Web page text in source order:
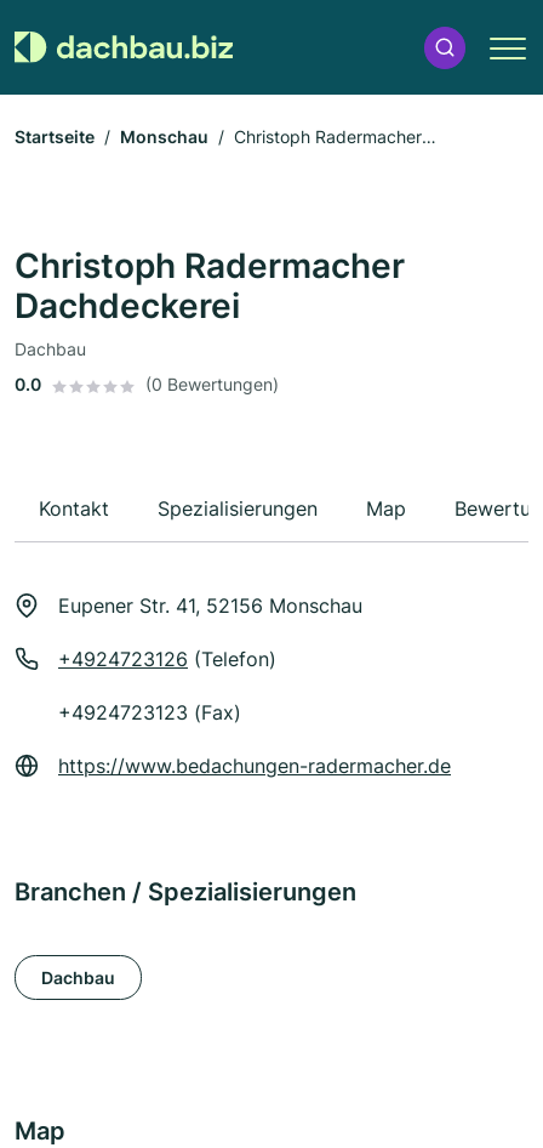
Startseite Monschau
Christoph Radermacher
Christoph Radermacher
Dachdeckerei
Dachbau
0.0
(0 Bewertungen)
Kontakt Spezialisierungen Map
Eupener Str. 41, 52156 Monschau
+4924723126 (Telefon)
+4924723123 (Fax)
https://www.bedachungen-radermacher.de
Branchen / Spezialisierungen
Dachbau
Map